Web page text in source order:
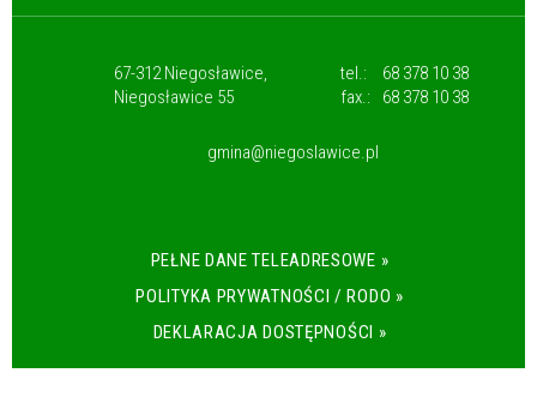
67-312 Niegosławice,
Niegosławice 55
tel.:
68 378 10 38
fax.:
68 378 10 38
gmina@niegoslawice.pl
PEŁNE DANE TELEADRESOWE »
POLITYKA PRYWATNOŚCI / RODO »
DEKLARACJA DOSTĘPNOŚCI »